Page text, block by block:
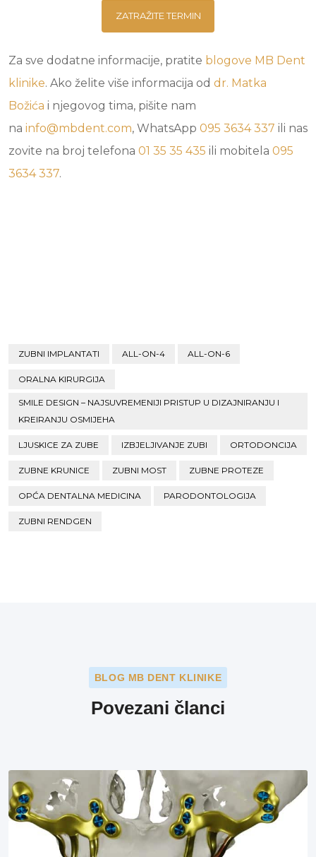
ZATRAŽITE TERMIN
Za sve dodatne informacije, pratite blogove MB Dent
klinike. Ako želite više informacija od dr. Matka
Božića i njegovog tima, pišite nam
na info@mbdent.com, WhatsApp 095 3634 337 ili nas
zovite na broj telefona 01 35 35 435 ili mobitela 095
3634 337.
ZUBNI IMPLANTATI ALL-ON-4 ALL-ON-6
ORALNA KIRURGIJA
SMILE DESIGN – NAJSUVREMENIJI PRISTUP U DIZAJNIRANJU I
KREIRANJU OSMIJEHA
LJUSKICE ZA ZUBE IZBJELJIVANJE ZUBI ORTODONCIJA
ZUBNE KRUNICE ZUBNI MOST ZUBNE PROTEZE
OPĆA DENTALNA MEDICINA PARODONTOLOGIJA
ZUBNI RENDGEN
BLOG MB DENT KLINIKE
Povezani članci